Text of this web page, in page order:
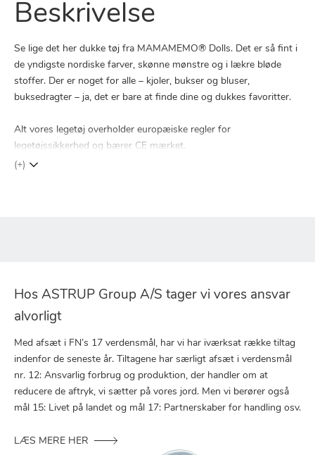
Beskrivelse
Se lige det her dukke tøj fra MAMAMEMO® Dolls. Det er så fint i
de yndigste nordiske farver, skønne mønstre og i lækre bløde
stoffer. Der er noget for alle – kjoler, bukser og bluser,
buksedragter – ja, det er bare at finde dine og dukkes favoritter.
Alt vores legetøj overholder europæiske regler for
legetøjssikkerhed og bærer CE mærket.
(+)
Hos ASTRUP Group A/S tager vi vores ansvar
alvorligt
Med afsæt i FN’s 17 verdensmål, har vi har iværksat række tiltag
indenfor de seneste år. Tiltagene har særligt afsæt i verdensmål
nr. 12: Ansvarlig forbrug og produktion, der handler om at
reducere de aftryk, vi sætter på vores jord. Men vi berører også
mål 15: Livet på landet og mål 17: Partnerskaber for handling osv.
LÆS MERE HER